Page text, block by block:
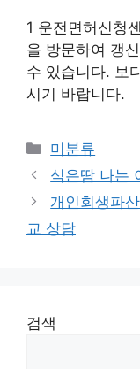
1 운전면허신청
을 방문하여 갱
수 있습니다. 보
시기 바랍니다.
Categories
미분류
식은땀 나는
개인회생파
교 상담
검색